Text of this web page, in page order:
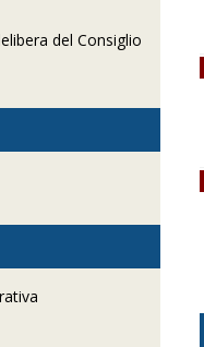
del Consiglio